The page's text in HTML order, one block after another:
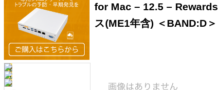
for Mac – 12.5 –
ス(ME1年含) ＜BAND:D